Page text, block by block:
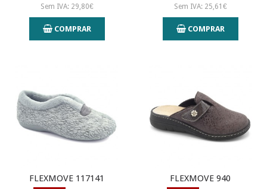
Sem IVA: 29,80€
COMPRAR
Sem IVA: 25,61€
COMPRAR
FLEXMOVE 117141 FLEXMOVE 940